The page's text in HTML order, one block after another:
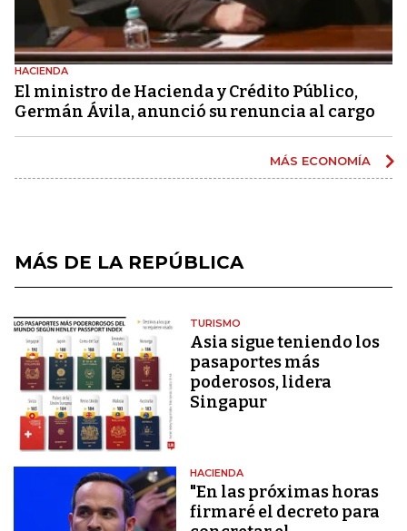
HACIENDA
El ministro de Hacienda y Crédito Público,
Germán Ávila, anunció su renuncia al cargo
MÁS ECONOMÍA
MÁS DE LA REPÚBLICA
TURISMO
Asia sigue teniendo los
pasaportes más
poderosos, lidera
Singapur
HACIENDA
"En las próximas horas
firmaré el decreto para